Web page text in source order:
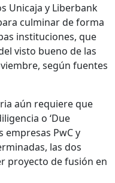
Unicaja y Liberbank
culminar de forma
instituciones, que
visto bueno de las
según fuentes
aún requiere que
o ‘Due
empresas PwC y
las dos
proyecto de fusión en